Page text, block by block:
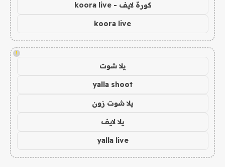
كورة لايف - koora live
koora live
!
يلا شوت
yalla shoot
يلا شوت زون
يلا لايف
yalla live